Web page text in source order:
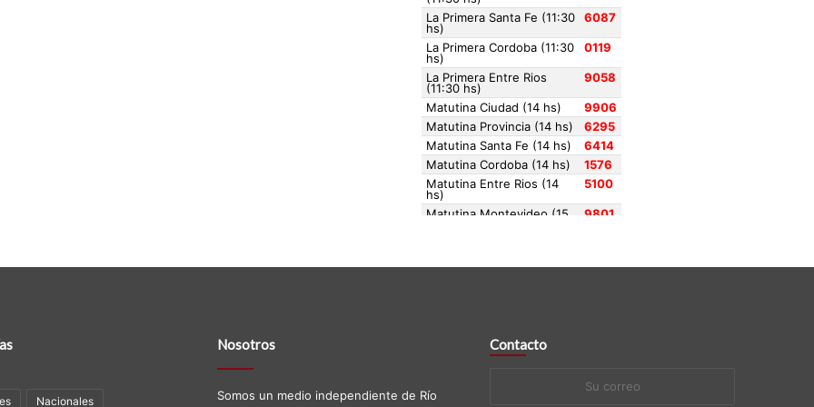
Nacionales
Nosotros
Somos un medio independiente de Río
Contacto